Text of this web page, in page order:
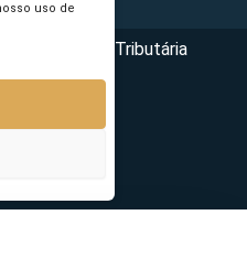
uso de
da Reforma Tributária